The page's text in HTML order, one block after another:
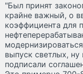
"Был принят
крайне важный, о
коэффициента для
выпуск светлых,
подписали